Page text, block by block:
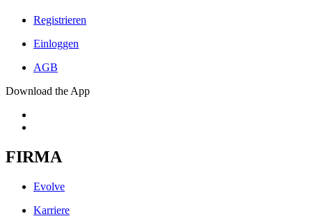
Registrieren
Einloggen
AGB
Download the App
FIRMA
Evolve
Karriere